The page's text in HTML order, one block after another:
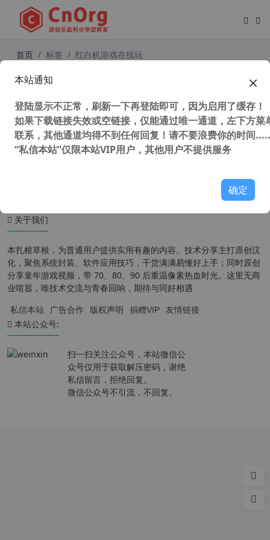
首页 标签 红白机游戏在线玩
关于我们
本扎根草根，为普通用户提供实用有趣的内容。技术分享主打原创汉
化，聚焦系统封装、软件应用技巧，干货满满易懂好上手；同时原创
分享童年游戏视频，带 70、80、90 后重温像素热血时光。这里无商
业喧嚣，唯技术交流与青春回响，期待与同好相遇
私信本站 广告合作 版权声明 捐赠VIP 友情链接
本站公众号:
扫一扫关注公众号，本站微信公
众号仅用于获取解压密码，谢绝
私信留言，拒绝回复。
微信公众号不引流，不回复。
本站通知
登陆显示不正常，刷新一下再登陆即可，因为启用了缓存！
如果下载链接失效或空链接，仅能通过唯一通道，左下方菜
联系，其他通道均得不到任何回复！请不要浪费你的时间
“私信本站”仅限本站VIP用户，其他用户不提供服务
确定